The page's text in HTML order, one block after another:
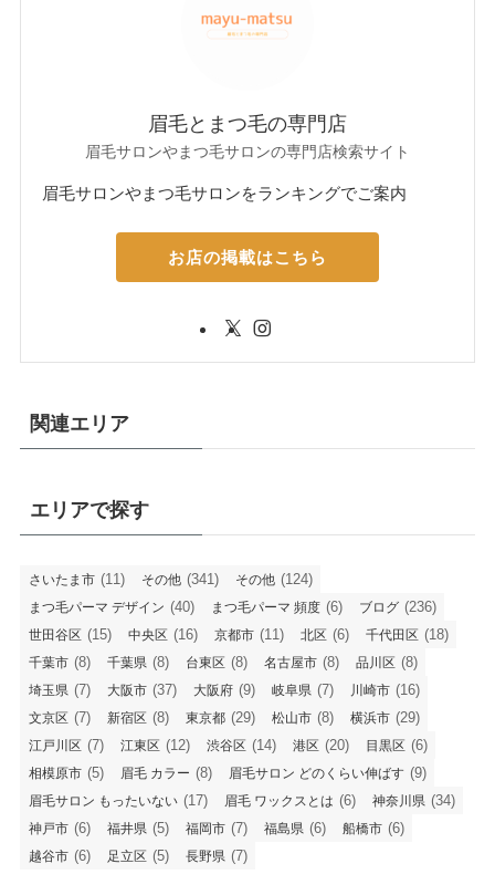
眉毛とまつ毛の専門店
眉毛サロンやまつ毛サロンの専門店検索サイト
眉毛サロンやまつ毛サロンをランキングでご案内
お店の掲載はこちら
関連エリア
エリアで探す
さいたま市 (11) その他 (341) その他 (124)
まつ毛パーマ デザイン (40) まつ毛パーマ 頻度 (6) ブログ (236)
世田谷区 (15) 中央区 (16) 京都市 (11) 北区 (6) 千代田区 (18)
千葉市 (8) 千葉県 (8) 台東区 (8) 名古屋市 (8) 品川区 (8)
埼玉県 (7) 大阪市 (37) 大阪府 (9) 岐阜県 (7) 川崎市 (16)
文京区 (7) 新宿区 (8) 東京都 (29) 松山市 (8) 横浜市 (29)
江戸川区 (7) 江東区 (12) 渋谷区 (14) 港区 (20) 目黒区 (6)
相模原市 (5) 眉毛 カラー (8) 眉毛サロン どのくらい伸ばす (9)
眉毛サロン もったいない (17) 眉毛 ワックスとは (6) 神奈川県 (34)
神戸市 (6) 福井県 (5) 福岡市 (7) 福島県 (6) 船橋市 (6)
越谷市 (6) 足立区 (5) 長野県 (7)